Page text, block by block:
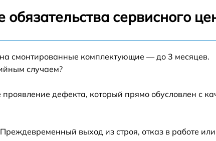
HP Plus 14 от 60
обязательства сервисного
на смонтированные комплектующие — до 3 месяцев.
случаем?
дефекта, который прямо обусловлен с
выход из строя, отказ в работе